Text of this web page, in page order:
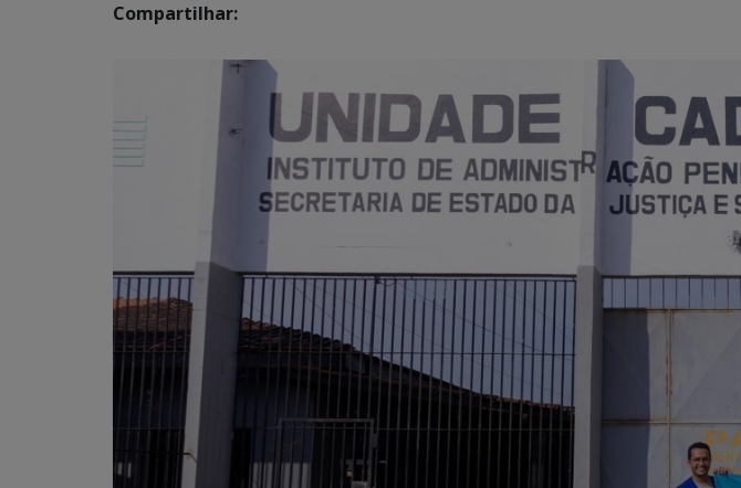
Compartilhar: